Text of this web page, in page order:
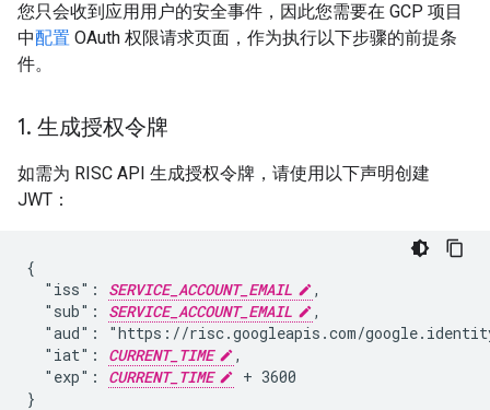
您只会收到应用用户的安全事件，因此您需要在 GCP 项目
中配置 OAuth 权限请求页面，作为执行以下步骤的前提条
件。
1. 生成授权令牌
如需为 RISC API 生成授权令牌，请使用以下声明创建
JWT：
{
  "iss":
SERVICE_ACCOUNT_EMAIL
,
  "sub":
SERVICE_ACCOUNT_EMAIL
,
"aud": "https://risc.googleapis.com/
  "iat":
CURRENT_TIME
,
  "exp":
CURRENT_TIME
+ 3600
}